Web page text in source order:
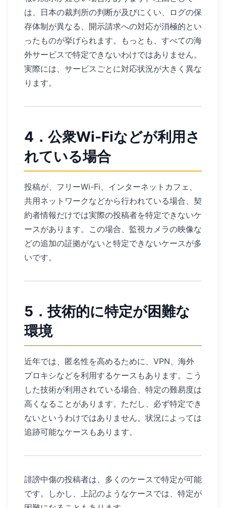
は、日本の裁判所の判断が及びにくい、ログの保
存体制が異なる、開示請求への対応が消極的とい
ったものが挙げられます。もっとも、すべての海
外サービスで特定できないわけではありません。
実際には、サービスごとに対応状況が大きく異な
ります。
4．公衆Wi-Fiなどが利用さ
れている場合
投稿が、フリーWi-Fi、インターネットカフェ、
共用ネットワークなどから行われている場合、契
約者情報だけでは実際の投稿者を特定できないケ
ースがあります。この場合、監視カメラの映像な
どの追加の証拠がないと特定できないケースが多
いです。
5．技術的に特定が困難な
環境
近年では、匿名性を高めるために、VPN、海外
プロキシなどを利用するケースもあります。こう
した技術が利用されている場合、特定の難易度は
高くなることがあります。ただし、必ず特定でき
ないというわけではありません。状況によっては
追跡可能なケースもあります。
誹謗中傷の投稿者は、多くのケースで特定が可能
です。しかし、上記のようなケースでは、特定が